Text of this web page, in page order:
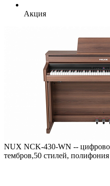
Акция
NUX NCK-430-WN --
тембров,50 стилей,